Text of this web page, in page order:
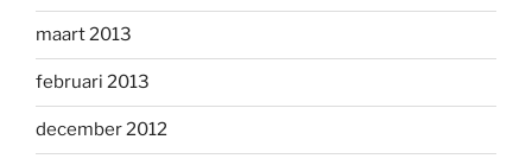
maart 2013
februari 2013
december 2012